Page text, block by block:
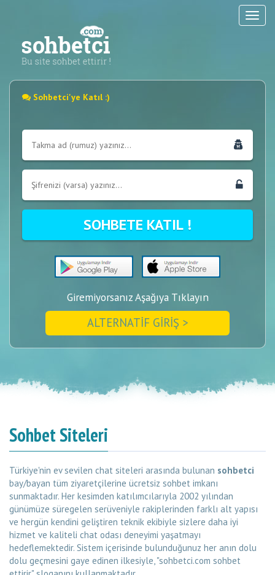
Sohbetci'ye Katıl :)
Giremiyorsanız Aşağıya Tıklayın
ALTERNATİF GİRİŞ >
Sohbet Siteleri
Türkiye'nin ev sevilen chat siteleri arasında bulunan sohbetci
bay/bayan tüm ziyaretçilerine ücretsiz sohbet imkanı
sunmaktadır. Her kesimden katılımcılarıyla 2002 yılından
günümüze süregelen serüveniyle rakiplerinden farklı alt yapısı
ve hergün kendini geliştiren teknik ekibiyle sizlere daha iyi
hizmet ve kaliteli chat odası deneyimi yaşatmayı
hedeflemektedir. Sistem içerisinde bulunduğunuz her anın dolu
dolu geçmesini gaye edinen ilkesiyle, "sohbetci.com sohbet